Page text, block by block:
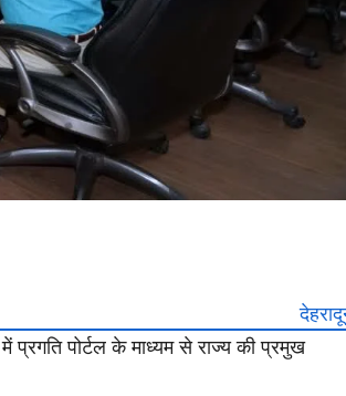
पोर्टल के माध्यम से राज्य की प्रमुख